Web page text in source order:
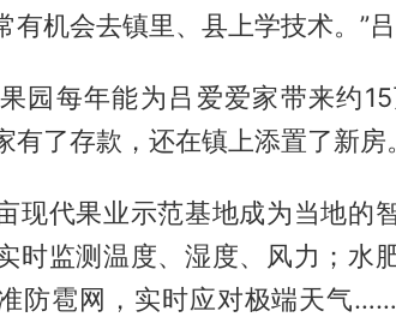
有机会去镇里、县上学技术。”吕
园每年能为吕爱爱家带来约
有了存款，还在镇上添置了新房。
现代果业示范基地成为当地的
时监测温度、湿度、风力；水
防雹网，实时应对极端天气